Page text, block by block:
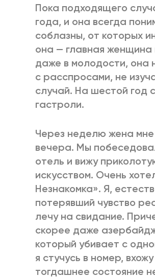
Пока подходящего
года, и она всегда
соблазны, от которых
она — главная женщина
даже в молодости, она
с расспросами, не
случай. На шестой год
гастроли.
Через неделю жена мне
вечера. Мы
отель и вижу
искусством. Очень
Незнакомка». Я,
потерявший чувство
лечу на свидание.
скорее даже
который убивает с
я стучусь в номер,
тогдашнее состояние